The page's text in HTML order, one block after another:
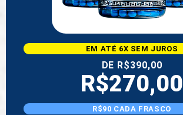
EM ATÉ 6X SEM JUROS
DE R$390,00
R$270,00
R$90 CADA FRASCO